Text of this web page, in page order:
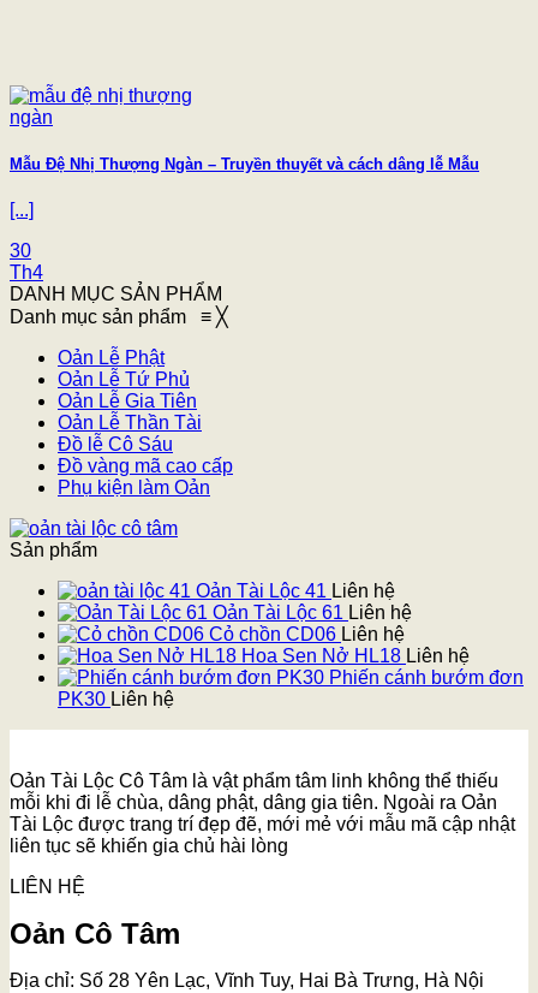
Mẫu Đệ Nhị Thượng Ngàn – Truyền thuyết và cách dâng lễ Mẫu
[...]
30
Th4
DANH MỤC SẢN PHẨM
Danh mục sản phẩm ≡ ╳
Oản Lễ Phật
Oản Lễ Tứ Phủ
Oản Lễ Gia Tiên
Oản Lễ Thần Tài
Đồ lễ Cô Sáu
Đồ vàng mã cao cấp
Phụ kiện làm Oản
Sản phẩm
Oản Tài Lộc 41 Liên hệ
Oản Tài Lộc 61 Liên hệ
Cỏ chồn CD06 Liên hệ
Hoa Sen Nở HL18 Liên hệ
Phiến cánh bướm đơn
PK30 Liên hệ
Oản Tài Lộc Cô Tâm là vật phẩm tâm linh không thể thiếu
mỗi khi đi lễ chùa, dâng phật, dâng gia tiên. Ngoài ra Oản
Tài Lộc được trang trí đẹp đẽ, mới mẻ với mẫu mã cập nhật
liên tục sẽ khiến gia chủ hài lòng
LIÊN HỆ
Oản Cô Tâm
Địa chỉ: Số 28 Yên Lạc, Vĩnh Tuy, Hai Bà Trưng, Hà Nội